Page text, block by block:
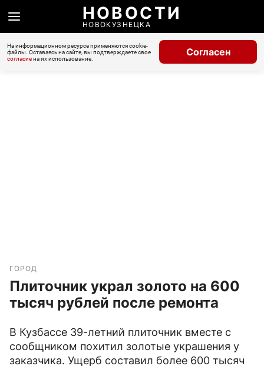
НОВОСТИ
НОВОКУЗНЕЦКА
На информационном ресурсе применяются cookie-
файлы. Оставаясь на сайте, вы подтверждаете свое
согласиена их использование.
Согласен
ГОРОД
Плиточник украл золото на 600
тысяч рублей после ремонта
В Кузбассе 39-летний плиточник вместе с
сообщником похитил золотые украшения у
заказчика. Ущерб составил более 600 тысяч